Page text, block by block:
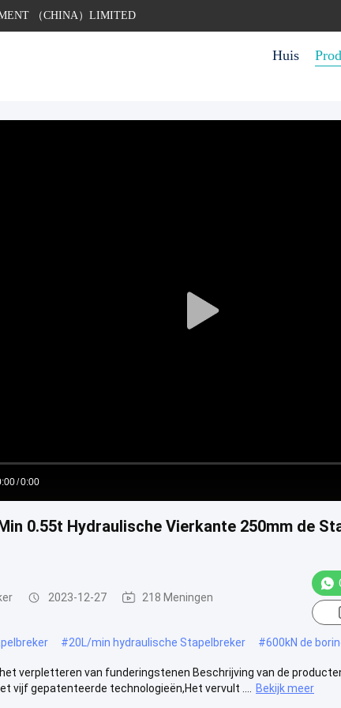
（CHINA）LIMITED
Huis
Play
/0:00
0.55t Hydraulische Vierkante 250mm de
2023-12-27 218 Meningen
#20L/min hydraulische Stapelbreker #600kN de
verpletteren van funderingstenen Beschrijving van de
vijf gepatenteerde technologieën,Het vervult ....
Bekijk meer